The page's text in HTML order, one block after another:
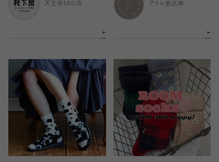
天王寺MIO店
アトレ恵比寿